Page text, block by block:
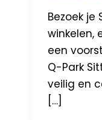
Bezoek
winkelen,
een
Q-Park
veilig en
[…]